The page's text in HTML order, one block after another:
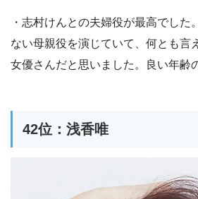
・志村けんとの夫婦役が最高でした
ない母親役を演じていて、何とも言
女優さんだと思いました。良い年齢
42位：浅香唯